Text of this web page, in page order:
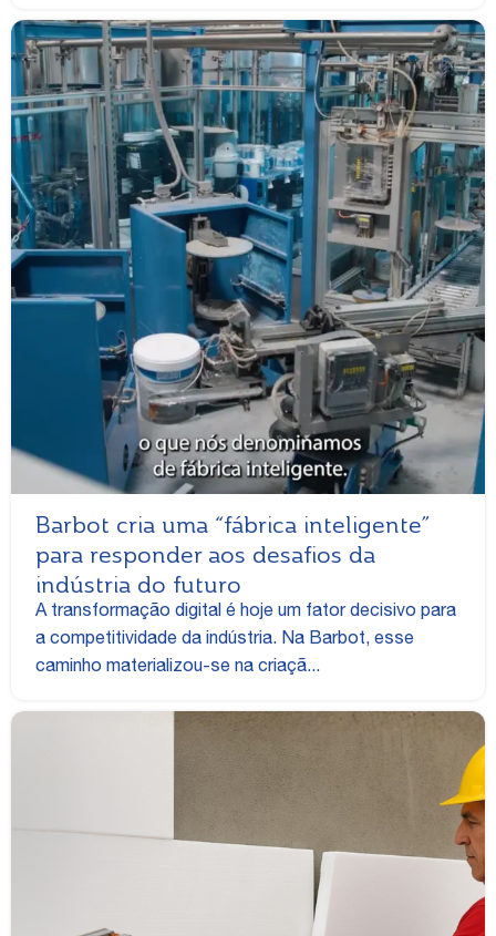
Barbot cria uma “fábrica inteligente”
para responder aos desafios da
indústria do futuro
A transformação digital é hoje um fator decisivo para
a competitividade da indústria. Na Barbot, esse
caminho materializou-se na criaçã...